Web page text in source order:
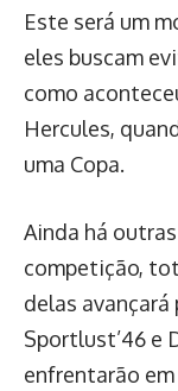
Este será um
eles buscam
como
Hercules,
uma Copa.
Ainda há
competição,
delas avançará
Sportlust’46 e
enfrentarão em